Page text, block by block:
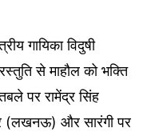
गायिका विदुषी
से माहौल को भक्ति
पर रामेंद्र सिंह
(लखनऊ) और सारंगी पर